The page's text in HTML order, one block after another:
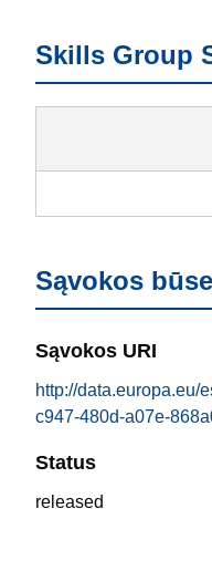
Skills Group
Sąvokos
Sąvokos URI
http://data.europa.eu/
c947-480d-a07e-
Status
released